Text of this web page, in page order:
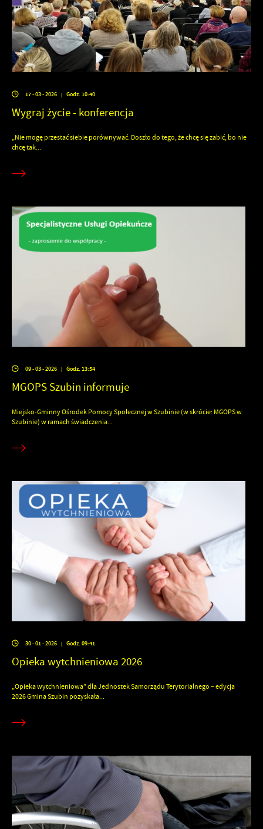
17 - 03 - 2026 | Godz. 10:40
Wygraj życie - konferencja
„Nie mogę przestać siebie porównywać. Doszło do tego, że chcę się zabić, bo nie
chcę tak...
09 - 03 - 2026 | Godz. 13:54
MGOPS Szubin informuje
Miejsko-Gminny Ośrodek Pomocy Społecznej w Szubinie (w skrócie: MGOPS w
Szubinie) w ramach świadczenia...
30 - 01 - 2026 | Godz. 09:41
Opieka wytchnieniowa 2026
„Opieka wytchnieniowa” dla Jednostek Samorządu Terytorialnego – edycja
2026 Gmina Szubin pozyskała...